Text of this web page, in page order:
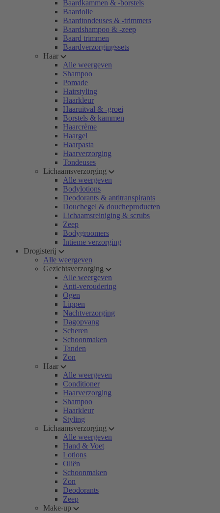
Baardkammen & -borstels
Baardolie
Baardtondeuses & -trimmers
Baardshampoo & -zeep
Baard trimmen
Baardverzorgingssets
Haar
Alle weergeven
Shampoo
Pomade
Hairstyling
Haarkleur
Haaruitval & -groei
Borstels & kammen
Haarcrème
Haargel
Haarpasta
Haarverzorging
Tondeuses
Lichaamsverzorging
Alle weergeven
Bodylotions
Deodorants & antitranspirants
Douchegel & doucheproducten
Lichaamsreiniging & scrubs
Zeep
Bodygroomers
Intieme verzorging
Drogisterij
Alle weergeven
Gezichtsverzorging
Alle weergeven
Anti-veroudering
Ogen
Lippen
Nachtverzorging
Dagopvang
Scheren
Schoonmaken
Tanden
Zon
Haar
Alle weergeven
Conditioner
Haarverzorging
Shampoo
Haarkleur
Styling
Lichaamsverzorging
Alle weergeven
Hand & Voet
Lotions
Oliën
Schoonmaken
Zon
Deodorants
Zeep
Make-up